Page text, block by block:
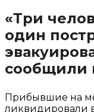
«Три
один
сообщили
Прибывшие на
ликвидировали